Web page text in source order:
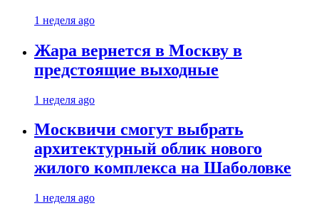
1 неделя ago
Жара вернется в Москву в
предстоящие выходные
1 неделя ago
Москвичи смогут выбрать
архитектурный облик нового
жилого комплекса на Шаболовке
1 неделя ago